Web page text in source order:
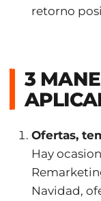
retorno
3
Ofertas,
Hay
Navidad,